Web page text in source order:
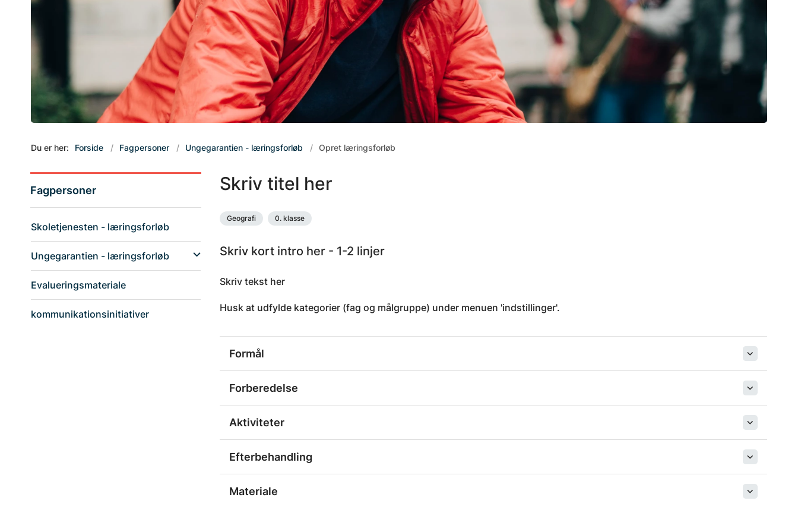
Du er her: Forside Fagpersoner Ungegarantien - læringsforløb Opret læringsforløb
Fagpersoner
Skoletjenesten - læringsforløb
Ungegarantien - læringsforløb
Evalueringsmateriale
kommunikationsinitiativer
Skriv titel her
Geografi 0. klasse
Skriv kort intro her - 1-2 linjer
Skriv tekst her
Husk at udfylde kategorier (fag og målgruppe) under menuen 'indstillinger'.
Formål
Forberedelse
Aktiviteter
Efterbehandling
Materiale